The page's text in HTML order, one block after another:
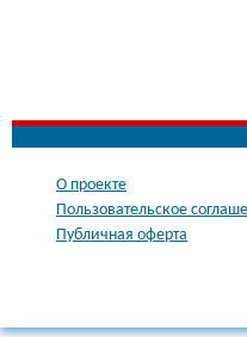
О проекте
Пользовательское
Публичная оферта